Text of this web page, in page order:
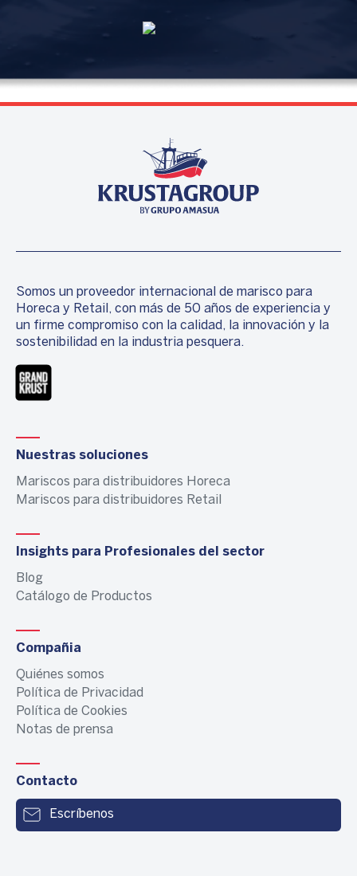
Somos un proveedor internacional de marisco para
Horeca y Retail, con más de 50 años de experiencia y
un firme compromiso con la calidad, la innovación y la
sostenibilidad en la industria pesquera.
Nuestras soluciones
Mariscos para distribuidores Horeca
Mariscos para distribuidores Retail
Insights para Profesionales del sector
Blog
Catálogo de Productos
Compañia
Quiénes somos
Política de Privacidad
Política de Cookies
Notas de prensa
Contacto
Escríbenos